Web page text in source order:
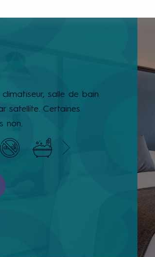
salle de bain
satellite. Certaines
non.